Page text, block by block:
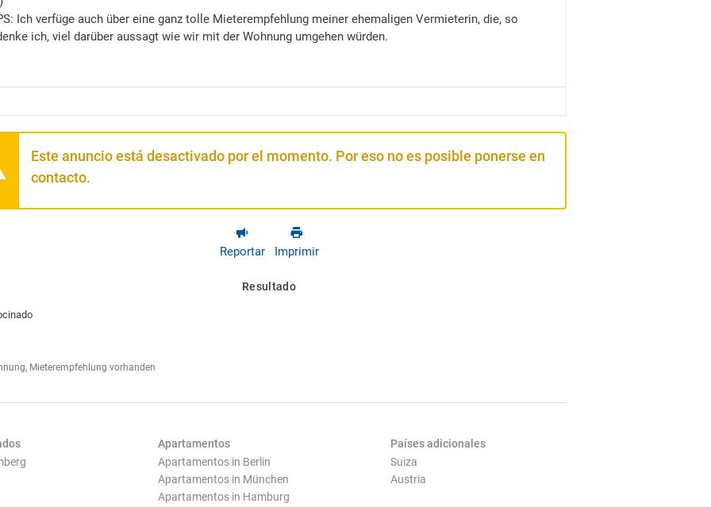
Ich verfüge auch über eine ganz tolle Mieterempfehlung meiner ehemaligen Vermieterin, die, so
ich, viel darüber aussagt wie wir mit der Wohnung umgehen würden.
Este anuncio está desactivado por el momento. Por eso no es posible ponerse en
contacto.
Reportar Imprimir
Resultado
Mieterempfehlung vorhanden
Apartamentos
Apartamentos in Berlin
Apartamentos in München
Apartamentos in Hamburg
Países adicionales
Suiza
Austria